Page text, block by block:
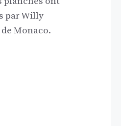
par Willy
Monaco.